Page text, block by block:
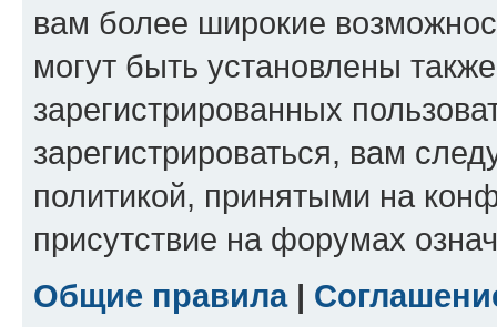
вам более широкие
могут быть установлены
зарегистрированных
зарегистрироваться, вам
политикой, принятыми на
присутствие на форумах
Общие правила|